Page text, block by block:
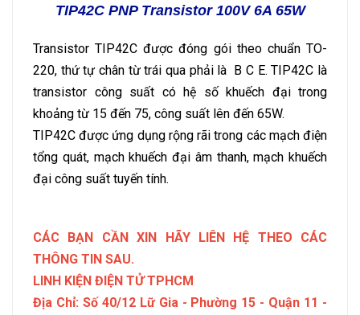
TIP42C PNP Transistor 100V 6A 65W
Transistor TIP42C được đóng gói theo chuẩn TO-
220, thứ tự chân từ trái qua phải là B C E. TIP42C là
transistor công suất có hệ số khuếch đại trong
khoảng từ 15 đến 75, công suất lên đến 65W.
TIP42C được ứng dụng rộng rãi trong các mạch điện
tổng quát, mạch khuếch đại âm thanh, mạch khuếch
đại công suất tuyến tính.
CÁC BẠN CẦN XIN HÃY LIÊN HỆ THEO CÁC
THÔNG TIN SAU.
LINH KIỆN ĐIỆN TỬ TPHCM
Địa Chỉ: Số 40/12 Lữ Gia - Phường 15 - Quận 11 -